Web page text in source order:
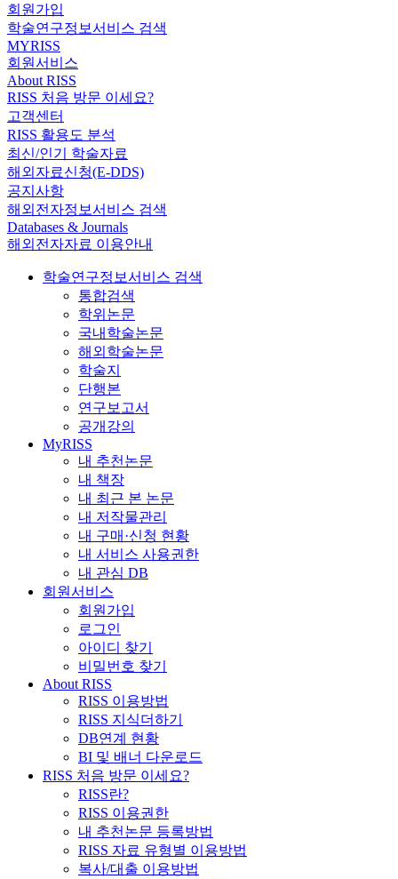
회원가입
학술연구정보서비스 검색
MYRISS
회원서비스
About RISS
RISS 처음 방문 이세요?
고객센터
RISS 활용도 분석
최신/인기 학술자료
해외자료신청(E-DDS)
공지사항
해외전자정보서비스 검색
Databases & Journals
해외전자자료 이용안내
학술연구정보서비스 검색
통합검색
학위논문
국내학술논문
해외학술논문
학술지
단행본
연구보고서
공개강의
MyRISS
내 추천논문
내 책장
내 최근 본 논문
내 저작물관리
내 구매·신청 현황
내 서비스 사용권한
내 관심 DB
회원서비스
회원가입
로그인
아이디 찾기
비밀번호 찾기
About RISS
RISS 이용방법
RISS 지식더하기
DB연계 현황
BI 및 배너 다운로드
RISS 처음 방문 이세요?
RISS란?
RISS 이용권한
내 추천논문 등록방법
RISS 자료 유형별 이용방법
복사/대출 이용방법